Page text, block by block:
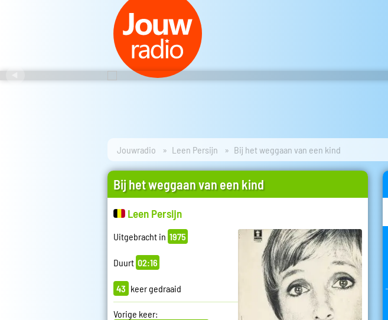
Jouwradio Leen Persijn Bij het weggaan van een kind
Bij het weggaan van een kind
Leen Persijn
Uitgebracht in 1975
Duurt 02:16
43 keer gedraaid
Vorige keer: